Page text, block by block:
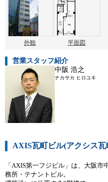
外観 平面図
営業スタッフ紹介
中阪 浩之
ナカサカ ヒロユキ
AXIS瓦町ビル(アクシス
「AXIS第一フジビル」は、大阪
務所・テナントビル。